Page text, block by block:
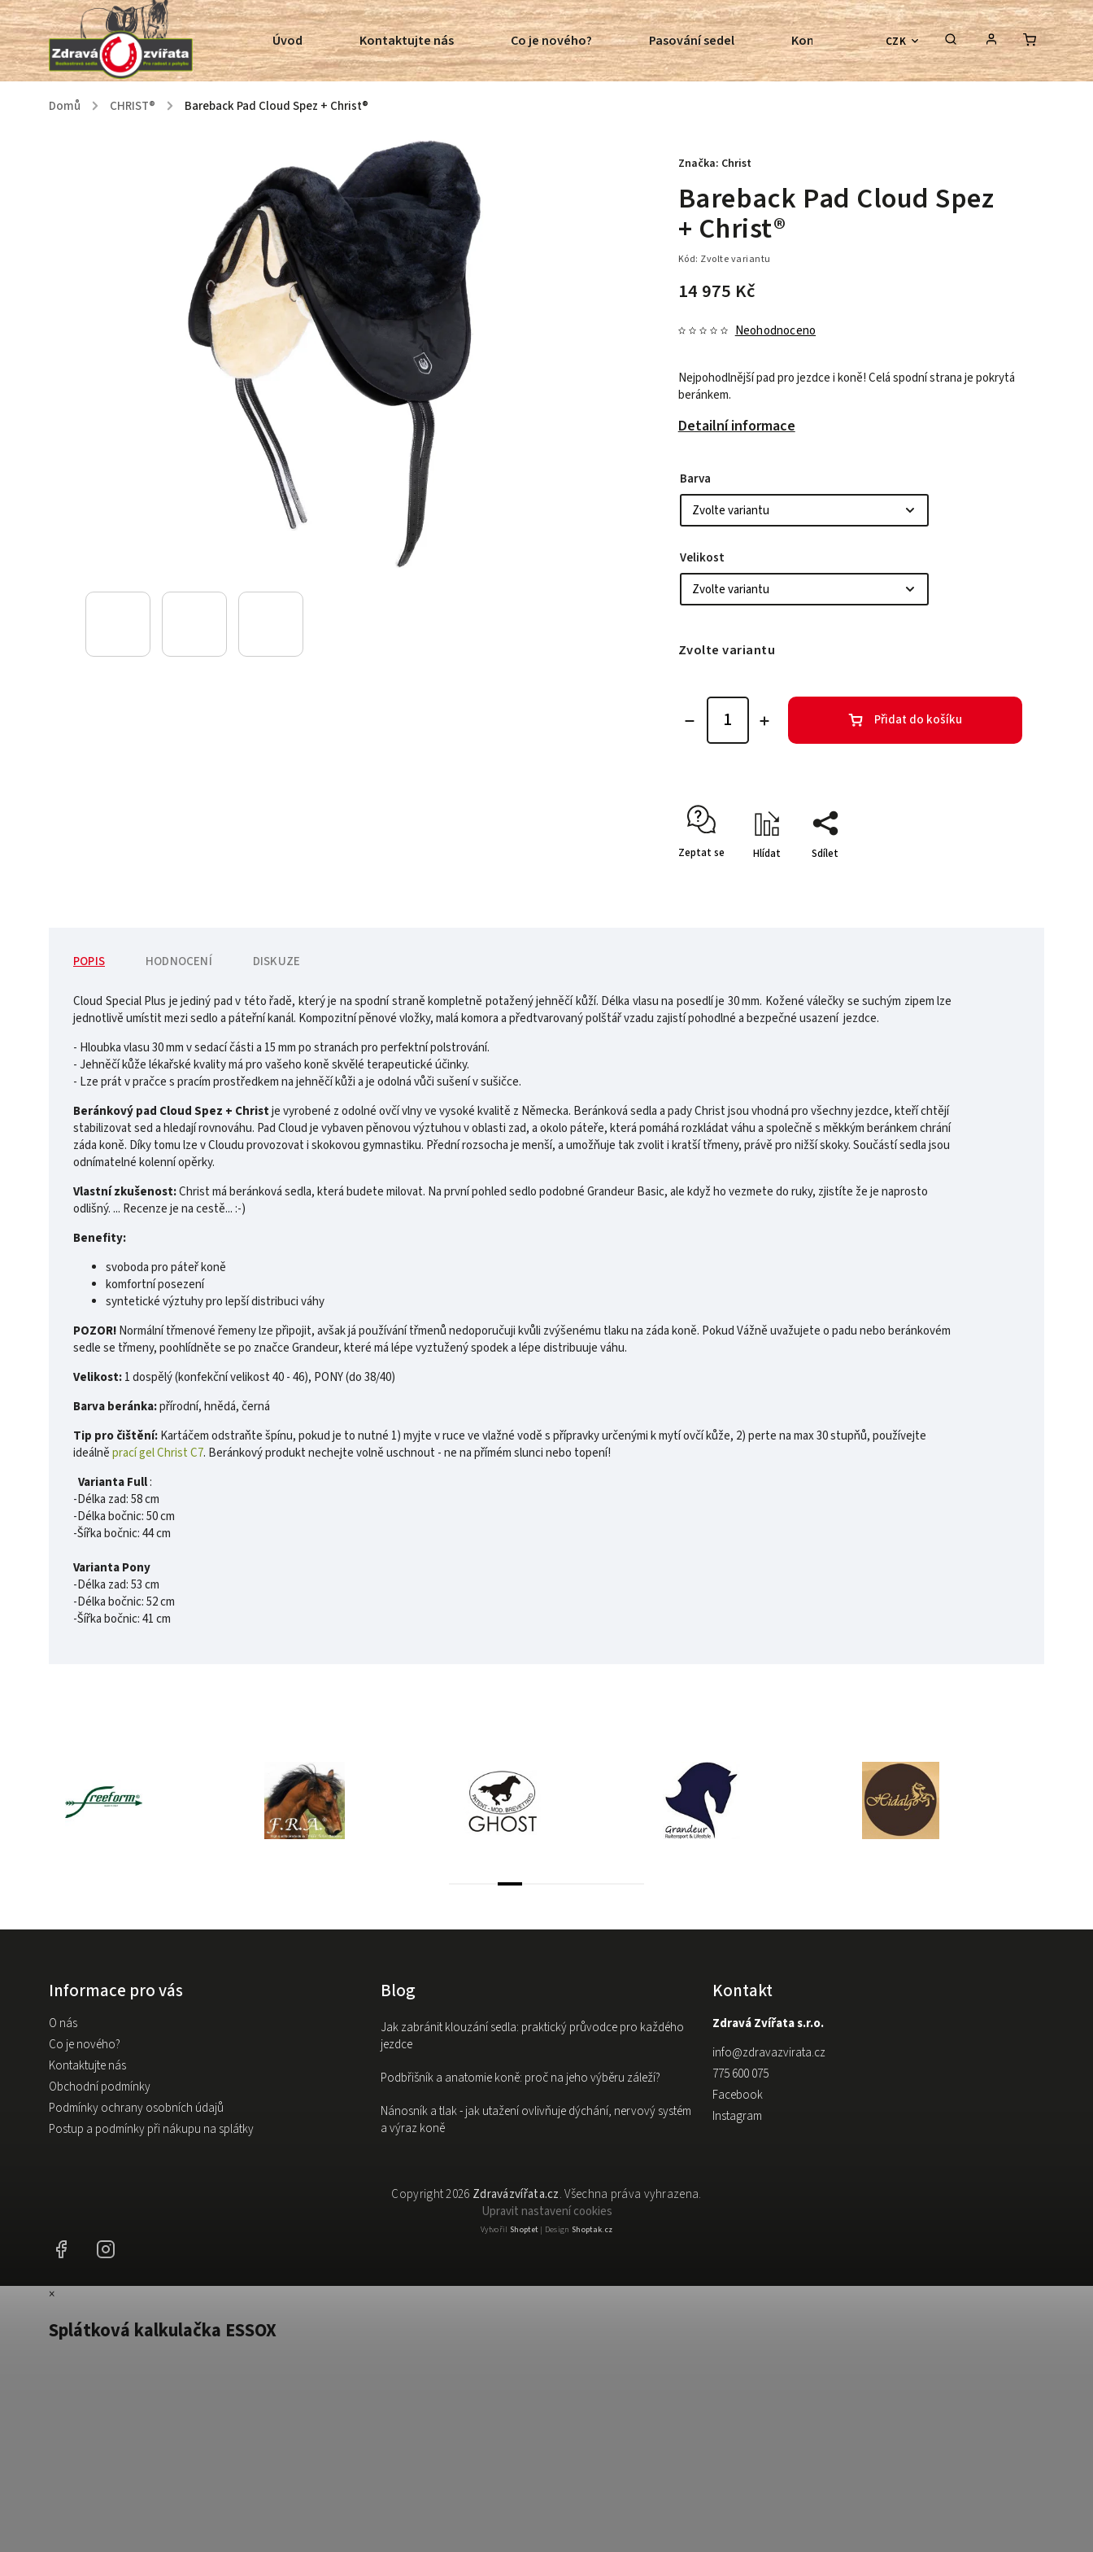
CZK
Úvod Kontaktujte nás Co je nového? Pasování sedel Kontroly bezkostrových sedel Poradenství
Domů / CHRIST® / Bareback Pad Cloud Spez + Christ®
Bareback Pad Cloud Spez
+ Christ®
Kód: Zvolte variantu
14 975 Kč
Neohodnoceno
Nejpohodlnější pad pro jezdce i koně! Celá spodní strana je pokrytá
beránkem.
Detailní informace
Značka: Christ
Barva
Velikost
Zvolte variantu
Přidat do košíku
Zeptat se Hlídat Sdílet
POPIS HODNOCENÍ DISKUZE
Cloud Special Plus je jediný pad v této řadě, který je na spodní straně kompletně potažený jehněčí kůží. Délka vlasu na posedlí je 30 mm. Kožené válečky se suchým zipem lze
jednotlivě umístit mezi sedlo a páteřní kanál. Kompozitní pěnové vložky, malá komora a předtvarovaný polštář vzadu zajistí pohodlné a bezpečné usazení jezdce.
- Hloubka vlasu 30 mm v sedací části a 15 mm po stranách pro perfektní polstrování.
- Jehněčí kůže lékařské kvality má pro vašeho koně skvělé terapeutické účinky.
- Lze prát v pračce s pracím prostředkem na jehněčí kůži a je odolná vůči sušení v sušičce.
Beránkový pad Cloud Spez + Christje vyrobené z odolné ovčí vlny ve vysoké kvalitě z Německa. Beránková sedla a pady Christ jsou vhodná pro všechny jezdce, kteří chtějí
stabilizovat sed a hledají rovnováhu. Pad Cloud je vybaven pěnovou výztuhou v oblasti zad, a okolo páteře, která pomáhá rozkládat váhu a společně s měkkým beránkem chrání
záda koně. Díky tomu lze v Cloudu provozovat i skokovou gymnastiku. Přední rozsocha je menší, a umožňuje tak zvolit i kratší třmeny, právě pro nižší skoky. Součástí sedla jsou
odnímatelné kolenní opěrky.
Vlastní zkušenost:Christ má beránková sedla, která budete milovat. Na první pohled sedlo podobné Grandeur Basic, ale když ho vezmete do ruky, zjistíte že je naprosto
odlišný. ... Recenze je na cestě... :-)
Benefity:
svoboda pro páteř koně
komfortní posezení
syntetické výztuhy pro lepší distribuci váhy
POZOR!Normální třmenové řemeny lze připojit, avšak já používání třmenů nedoporučuji kvůli zvýšenému tlaku na záda koně. Pokud Vážně uvažujete o padu nebo beránkovém
sedle se třmeny, poohlídněte se po značce Grandeur, které má lépe vyztužený spodek a lépe distribuuje váhu.
Velikost:1 dospělý (konfekční velikost 40 - 46), PONY (do 38/40)
Barva beránka:přírodní, hnědá, černá
Tip pro čištění:Kartáčem odstraňte špínu, pokud je to nutné 1) myjte v ruce ve vlažné vodě s přípravky určenými k mytí ovčí kůže, 2) perte na max 30 stupňů, používejte
ideálněprací gel Christ C7. Beránkový produkt nechejte volně uschnout - ne na přímém slunci nebo topení!
Varianta Full:
-Délka zad: 58 cm
-Délka bočnic: 50 cm
-Šířka bočnic: 44 cm
Varianta Pony
-Délka zad: 53 cm
-Délka bočnic: 52 cm
-Šířka bočnic: 41 cm
Informace pro vás
O nás
Co je nového?
Kontaktujte nás
Obchodní podmínky
Podmínky ochrany osobních údajů
Postup a podmínky při nákupu na splátky
Blog
Jak zabránit klouzání sedla: praktický průvodce pro každého
jezdce
Podbřišník a anatomie koně: proč na jeho výběru záleží?
Nánosník a tlak - jak utažení ovlivňuje dýchání, nervový systém
a výraz koně
Kontakt
Zdravá Zvířata s.r.o.
info@zdravazvirata.cz
775 600 075
Facebook
Instagram
Copyright 2026 Zdravázvířata.cz. Všechna práva vyhrazena.
Upravit nastavení cookies
Vytvořil Shoptet| Design Shoptak.cz
Facebook
×
Splátková kalkulačka ESSOX